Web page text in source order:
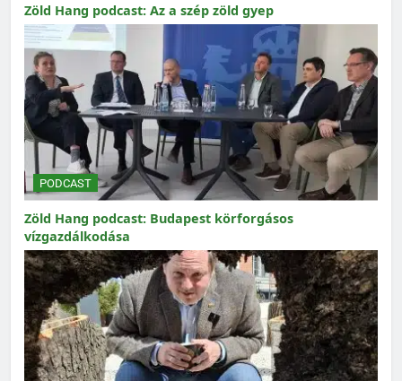
Zöld Hang podcast: Az a szép zöld gyep
PODCAST
Zöld Hang podcast: Budapest körforgásos
vízgazdálkodása